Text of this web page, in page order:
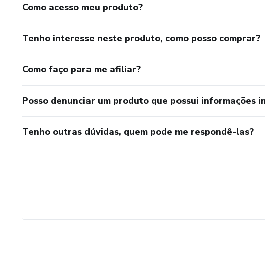
Como acesso meu produto?
Tenho interesse neste produto, como posso comprar?
Como faço para me afiliar?
Posso denunciar um produto que possui informações
Tenho outras dúvidas, quem pode me respondê-las?